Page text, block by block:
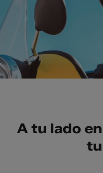
A tu lado